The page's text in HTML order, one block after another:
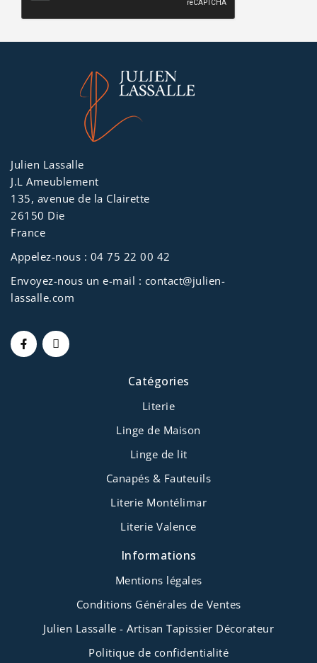
Julien Lassalle
J.L Ameublement
135, avenue de la Clairette
26150 Die
France
Appelez-nous : 04 75 22 00 42
Envoyez-nous un e-mail : contact@julien-
lassalle.com
Catégories
Literie
Linge de Maison
Linge de lit
Canapés & Fauteuils
Literie Montélimar
Literie Valence
Informations
Mentions légales
Conditions Générales de Ventes
Julien Lassalle - Artisan Tapissier Décorateur
Politique de confidentialité